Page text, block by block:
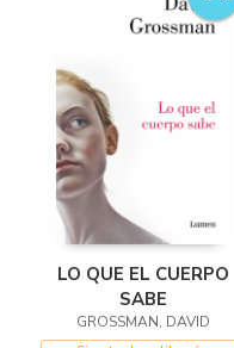
LO QUE EL CUERPO
SABE
GROSSMAN, DAVID